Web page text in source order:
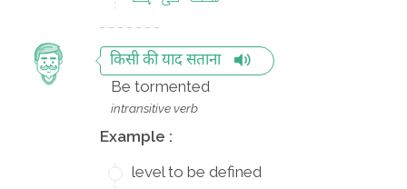
किसी की याद सताना
Be tormented
intransitive verb
Example :
level to be defined